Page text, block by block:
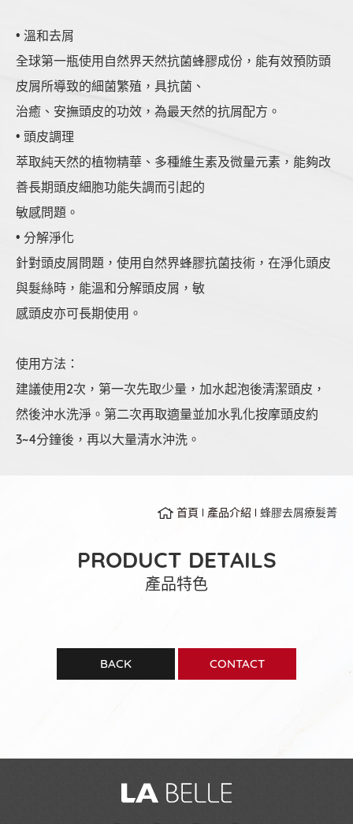
• 溫和去屑
全球第一瓶使用自然界天然抗菌蜂膠成份，能有效預防頭
皮屑所導致的細菌繁殖，具抗菌、
治癒、安撫頭皮的功效，為最天然的抗屑配方。
• 頭皮調理
萃取純天然的植物精華、多種維生素及微量元素，能夠改
善長期頭皮細胞功能失調而引起的
敏感問題。
• 分解淨化
針對頭皮屑問題，使用自然界蜂膠抗菌技術，在淨化頭皮
與髮絲時，能溫和分解頭皮屑，敏
感頭皮亦可長期使用。
使用方法：
建議使用2次，第一次先取少量，加水起泡後清潔頭皮，
然後沖水洗淨。第二次再取適量並加水乳化按摩頭皮約
3~4分鐘後，再以大量清水沖洗。
首頁 產品介紹 蜂膠去屑療髮菁
PRODUCT DETAILS
產品特色
BACK CONTACT